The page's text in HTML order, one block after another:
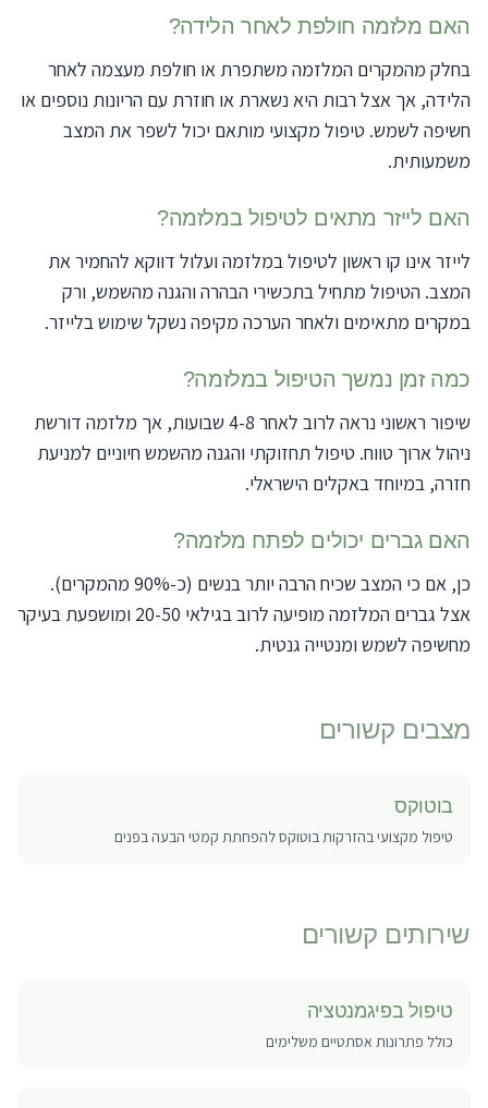
האם מלזמה חולפת לאחר הלידה?
בחלק מהמקרים המלזמה משתפרת או חולפת מעצמה לאחר
הלידה, אך אצל רבות היא נשארת או חוזרת עם הריונות נוספים או
חשיפה לשמש. טיפול מקצועי מותאם יכול לשפר את המצב
משמעותית.
האם לייזר מתאים לטיפול במלזמה?
לייזר אינו קו ראשון לטיפול במלזמה ועלול דווקא להחמיר את
המצב. הטיפול מתחיל בתכשירי הבהרה והגנה מהשמש, ורק
במקרים מתאימים ולאחר הערכה מקיפה נשקל שימוש בלייזר.
כמה זמן נמשך הטיפול במלזמה?
שיפור ראשוני נראה לרוב לאחר 4-8 שבועות, אך מלזמה דורשת
ניהול ארוך טווח. טיפול תחזוקתי והגנה מהשמש חיוניים למניעת
חזרה, במיוחד באקלים הישראלי.
האם גברים יכולים לפתח מלזמה?
כן, אם כי המצב שכיח הרבה יותר בנשים (כ-90% מהמקרים).
אצל גברים המלזמה מופיעה לרוב בגילאי 20-50 ומושפעת בעיקר
מחשיפה לשמש ומנטייה גנטית.
מצבים קשורים
בוטוקס
טיפול מקצועי בהזרקות בוטוקס להפחתת קמטי הבעה בפנים
שירותים קשורים
טיפול בפיגמנטציה
כולל פתרונות אסתטיים משלימים